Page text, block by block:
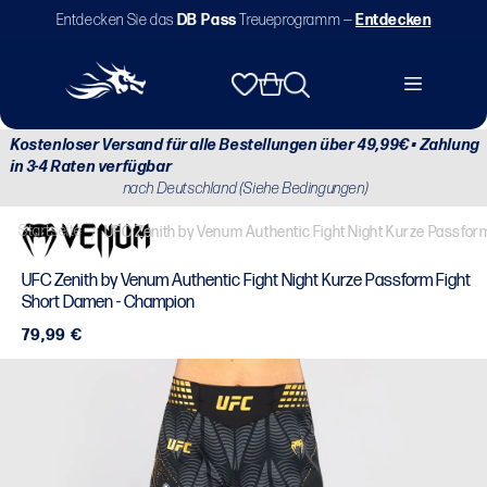
zumEntdecken Sie das DB PassTreueprogramm — Entdecken
Warenkorb
Kostenloser Versand für alle Bestellungen über 49,99€ • Zahlung
in 3-4 Raten verfügbar
nach Deutschland (Siehe Bedingungen)
Startseite / UFC Zenith by Venum Authentic Fight Night Kurze
UFC Zenith by Venum Authentic Fight Night Kurze Passform Fight
Short Damen - Champion
Normaler
79,99 €